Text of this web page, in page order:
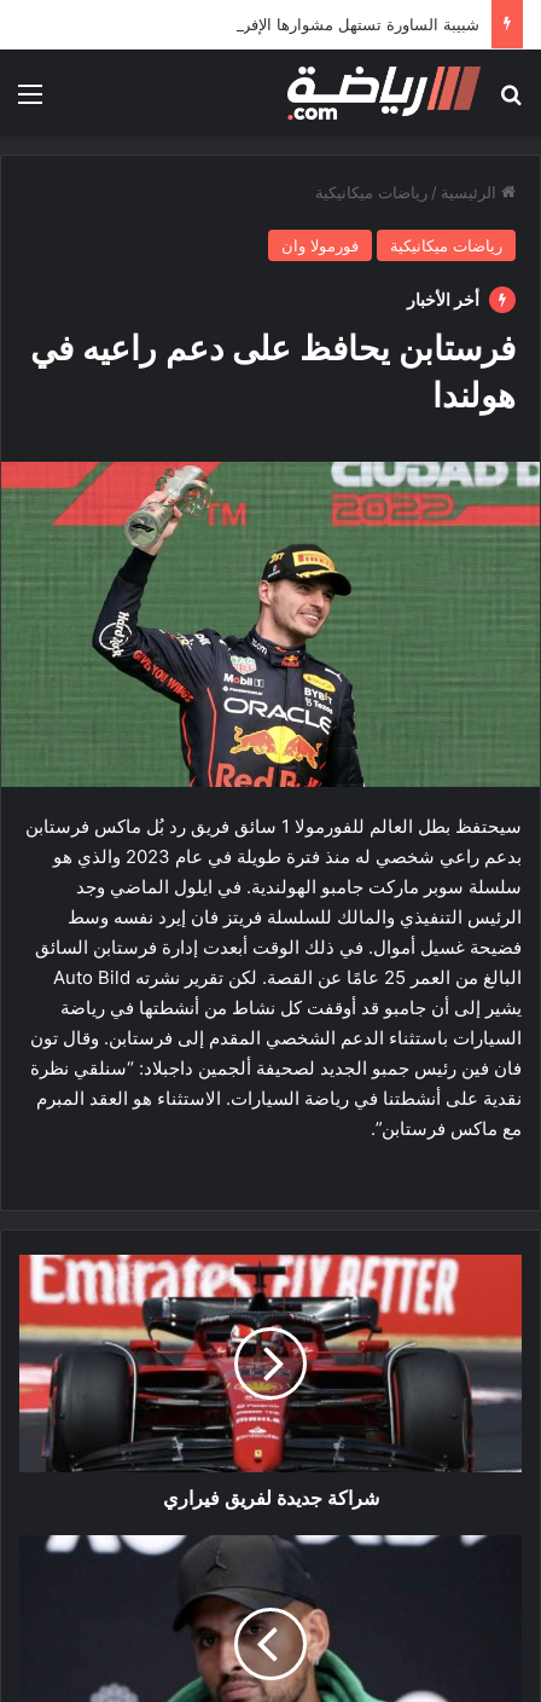
شبيبة الساورة تستهل مشوارها الإفريقي بمواجهة حافيا كوناكري
بحث عن
الرئيسية / رياضات ميكانيكية
رياضات ميكانيكية فورمولا وان
أخر الأخبار
فرستابن يحافظ على دعم راعيه في
هولندا
سيحتفظ بطل العالم للفورمولا 1 سائق فريق رد بُل ​ماكس فرستابن​
بدعم راعي شخصي له منذ فترة طويلة في عام 2023 والذي هو
سلسلة سوبر ماركت جامبو الهولندية. في ايلول الماضي وجد
الرئيس التنفيذي والمالك للسلسلة فريتز فان إيرد نفسه وسط
فضيحة غسيل أموال. في ذلك الوقت أبعدت إدارة فرستابن السائق
البالغ من العمر 25 عامًا عن القصة. لكن تقرير نشرته Auto Bild
يشير إلى أن جامبو قد أوقفت كل نشاط من أنشطتها في رياضة
السيارات باستثناء الدعم الشخصي المقدم إلى فرستابن. وقال تون
فان فين رئيس جمبو الجديد لصحيفة ألجمين داجبلاد: “سنلقي نظرة
نقدية على أنشطتنا في رياضة السيارات. الاستثناء هو العقد المبرم
مع ماكس فرستابن”.
فيراري
شراكة جديدة لفريق فيراري
انسحاب